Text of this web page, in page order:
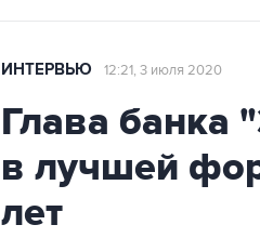
ИНТЕРВЬЮ 12:21, 3 июля 2020
Глава банка
в лучшей
лет